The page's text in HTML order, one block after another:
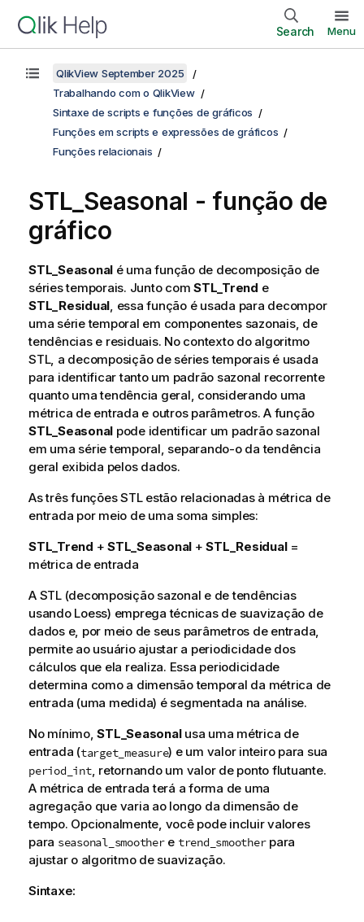
Search Menu
QlikView September 2025
Trabalhando com o QlikView
Sintaxe de scripts e funções de gráficos
Funções em scripts e expressões de gráficos
Funções relacionais
STL_Seasonal - função de
gráfico
STL_Seasonal é uma função de decomposição de
séries temporais. Junto com STL_Trend e
STL_Residual, essa função é usada para decompor
uma série temporal em componentes sazonais, de
tendências e residuais. No contexto do algoritmo
STL, a decomposição de séries temporais é usada
para identificar tanto um padrão sazonal recorrente
quanto uma tendência geral, considerando uma
métrica de entrada e outros parâmetros. A função
STL_Seasonal pode identificar um padrão sazonal
em uma série temporal, separando-o da tendência
geral exibida pelos dados.
As três funções STL estão relacionadas à métrica de
entrada por meio de uma soma simples:
STL_Trend + STL_Seasonal +STL_Residual=
métrica de entrada
A STL (decomposição sazonal e de tendências
usando Loess) emprega técnicas de suavização de
dados e, por meio de seus parâmetros de entrada,
permite ao usuário ajustar a periodicidade dos
cálculos que ela realiza. Essa periodicidade
determina como a dimensão temporal da métrica de
entrada (uma medida) é segmentada na análise.
No mínimo,STL_Seasonalusa uma métrica de
entrada (target_measure) e um valor inteiro para sua
period_int, retornando um valor de ponto flutuante.
A métrica de entrada terá a forma de uma
agregação que varia ao longo da dimensão de
tempo. Opcionalmente, você pode incluir valores
para seasonal_smoothere trend_smootherpara
ajustar o algoritmo de suavização.
Sintaxe: